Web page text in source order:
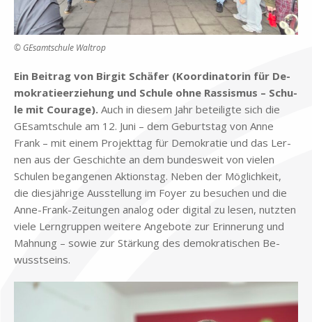
© GEsamtschule Waltrop
Ein Bei­trag von Bir­git Schä­fer (Ko­or­di­na­to­rin für De­
mo­kra­tie­er­zie­hung und Schu­le ohne Ras­sis­mus – Schu­
le mit Cou­ra­ge). Auch in die­sem Jahr be­tei­lig­te sich die
GE­samt­schu­le am 12. Juni – dem Ge­burts­tag von Anne
Frank – mit ei­nem Pro­jekt­tag für De­mo­kra­tie und das Ler­
nen aus der Ge­schich­te an dem bun­des­weit von vie­len
Schu­len be­gan­ge­nen Ak­ti­ons­tag. Ne­ben der Mög­lich­keit,
die dies­jäh­ri­ge Aus­stel­lung im Foy­er zu be­su­chen und die
Anne-Frank-Zei­tun­gen ana­log oder di­gi­tal zu le­sen, nutz­ten
vie­le Lern­grup­pen wei­te­re An­ge­bo­te zur Er­in­ne­rung und
Mah­nung – so­wie zur Stär­kung des de­mo­kra­ti­schen Be­
wusst­seins.